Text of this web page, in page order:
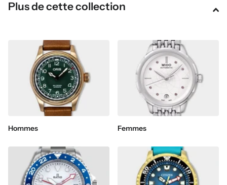
Plus de cette collection
Hommes Femmes